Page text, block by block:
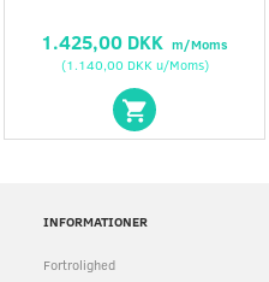
1.425,00 DKK m/Moms
(1.140,00 DKKu/Moms)
INFORMATIONER
Fortrolighed